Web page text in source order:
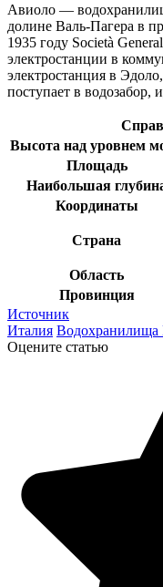
Авиоло —
долине Валь-Пагера в
1935 году Società
электростанции в
электростанция в
поступает в водозабор,
Высота над уровнем
Площадь
Наибольшая
Координаты
Страна
Область
Провинция
Источник
Италия Водохранилища
Оцените статью